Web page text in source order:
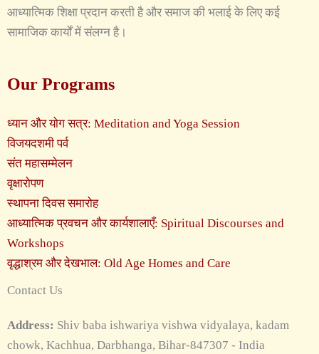
आध्यात्मिक शिक्षा प्रदान करती है और समाज की भलाई के लिए कई
सामाजिक कार्यों में संलग्न है।
Our Programs
ध्यान और योग सत्र: Meditation and Yoga Session
विजयदशमी पर्व
संत महासम्मेलन
वृक्षारोपण
स्थापना दिवस समारोह
आध्यात्मिक प्रवचन और कार्यशालाएँ: Spiritual Discourses and
Workshops
वृद्धाश्रम और देखभाल: Old Age Homes and Care
Contact Us
Address: Shiv baba ishwariya vishwa vidyalaya, kadam
chowk, Kachhua, Darbhanga, Bihar-847307 - India